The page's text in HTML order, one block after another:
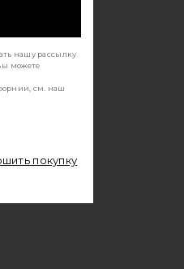
нашу рассылку
можете
см. наш
покупку